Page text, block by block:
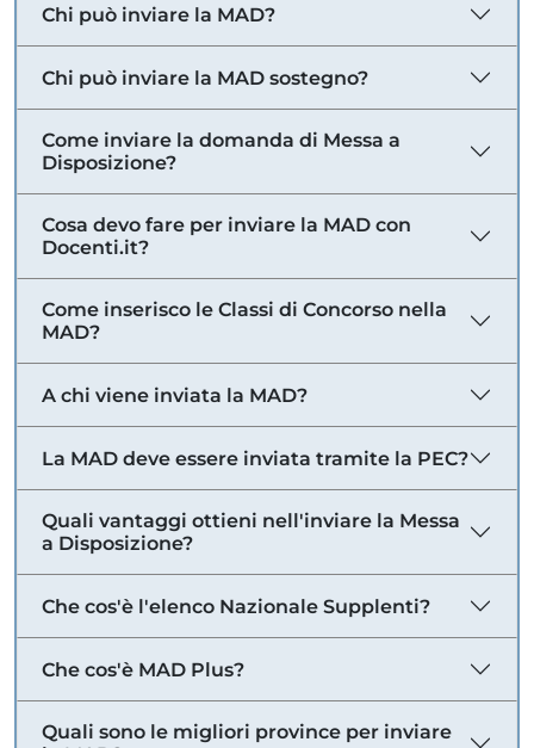
Chi può inviare la MAD?
Chi può inviare la MAD sostegno?
Come inviare la domanda di Messa a
Disposizione?
Cosa devo fare per inviare la MAD con
Docenti.it?
Come inserisco le Classi di Concorso nella
MAD?
A chi viene inviata la MAD?
La MAD deve essere inviata tramite la PEC?
Quali vantaggi ottieni nell'inviare la Messa
a Disposizione?
Che cos'è l'elenco Nazionale Supplenti?
Che cos'è MAD Plus?
Quali sono le migliori province per inviare